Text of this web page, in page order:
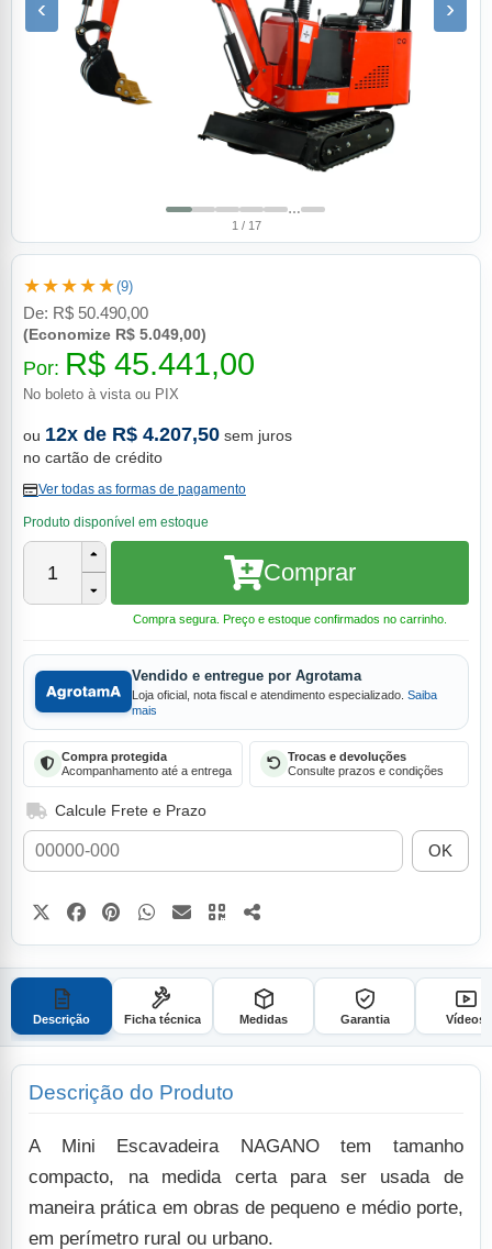
‹ ›
…
1 / 17
★★★★★(9)
De: R$ 50.490,00
(Economize R$ 5.049,00)
Por: R$ 45.441,00
No boleto à vista ou PIX
ou 12x de R$ 4.207,50 sem juros
no cartão de crédito
Ver todas as formas de pagamento
Produto disponível em estoque
1 Comprar
Compra segura. Preço e estoque confirmados no carrinho.
Vendido e entregue por Agrotama
Loja oficial, nota fiscal e atendimento especializado. Saiba
mais
Compra protegida
Acompanhamento até a entrega
Trocas e devoluções
Consulte prazos e condições
Calcule Frete e Prazo
OK
Descrição Ficha técnica Medidas Garantia Vídeos
Descrição do Produto
A Mini Escavadeira NAGANO tem tamanho
compacto, na medida certa para ser usada de
maneira prática em obras de pequeno e médio porte,
em perímetro rural ou urbano.